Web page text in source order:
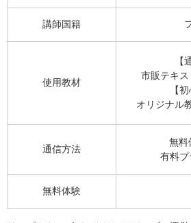
講師国籍
使用教材
【
市販テキ
【
オリジナル
通信方法
無料
有料プ
無料体験